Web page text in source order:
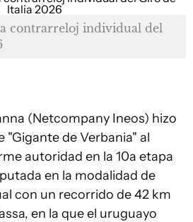
contrarreloj individual del
(Netcompany Ineos) hizo
"Gigante de Verbania" al
autoridad en la 10a etapa
en la modalidad de
con un recorrido de 42 km
en la que el uruguayo